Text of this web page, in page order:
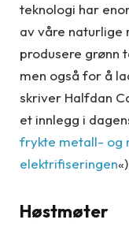
teknologi har
av våre naturlige
produsere grønn
men også for å
skriver Halfdan
et innlegg i
frykte metall- og
elektrifiseringen
Høstmøter